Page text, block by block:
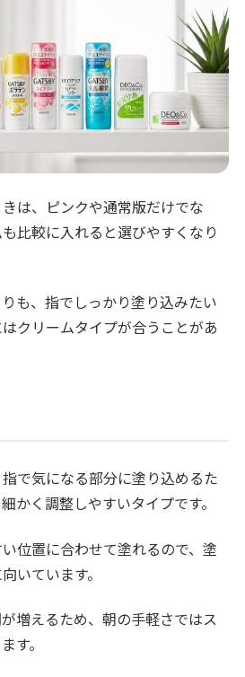
は、ピンクや通常版だけでな
比較に入れると選びやすくなり
も、指でしっかり塗り込みたい
クリームタイプが合うことがあ
で気になる部分に塗り込めるた
かく調整しやすいタイプです。
位置に合わせて塗れるので、塗
いています。
増えるため、朝の手軽さではス
す。